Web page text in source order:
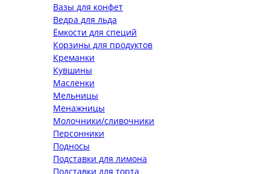
Вазы для конфет
Ведра для льда
Ёмкости для специй
Корзины для продуктов
Креманки
Кувшины
Масленки
Мельницы
Менажницы
Молочники/сливочники
Персонники
Подносы
Подставки для лимона
Подставки для торта